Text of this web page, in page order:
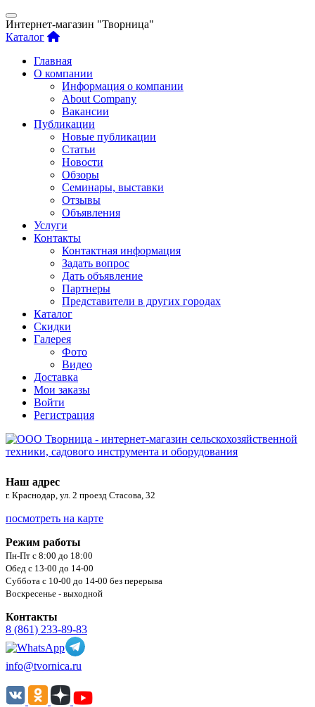
Интернет-магазин "Творница"
Каталог
Главная
О компании
Информация о компании
About Company
Вакансии
Публикации
Новые публикации
Статьи
Новости
Обзоры
Семинары, выставки
Отзывы
Объявления
Услуги
Контакты
Контактная информация
Задать вопрос
Дать объявление
Партнеры
Представители в других городах
Каталог
Скидки
Галерея
Фото
Видео
Доставка
Мои заказы
Войти
Регистрация
Наш адрес
г. Краснодар, ул. 2 проезд Стасова, 32
посмотреть на карте
Режим работы
Пн-Пт с 8:00 до 18:00
Обед с 13-00 до 14-00
Суббота с 10-00 до 14-00 без перерыва
Воскресенье - выходной
Контакты
8 (861) 233-89-83
info@tvornica.ru